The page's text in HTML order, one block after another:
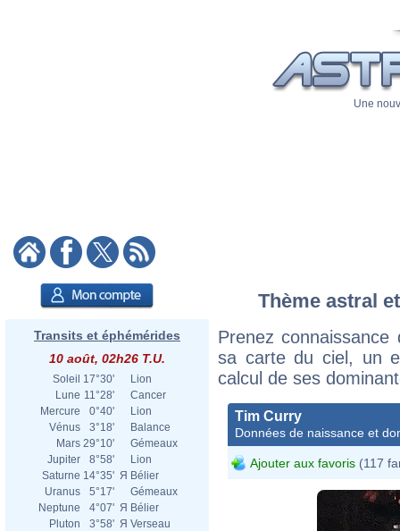
Une
Transits et éphémérides
10 août, 02h26 T.U.
Soleil 17°30'
Lion
Lune 11°28'
Cancer
Mercure
0°40'
Lion
Vénus
3°18'
Balance
Mars 29°10'
Gémeaux
Jupiter
8°58'
Lion
Saturne 14°35' Я Bélier
Uranus
5°17'
Gémeaux
Neptune
4°07' Я Bélier
Pluton
3°58' Я Verseau
Thème astral
Prenez
sa carte du ciel, un
calcul de ses
Tim Curry
Données de naissance et
Ajouter aux favoris (117